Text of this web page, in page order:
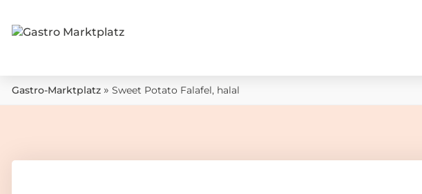
Gastro-Marktplatz » Sweet Potato Falafel, halal